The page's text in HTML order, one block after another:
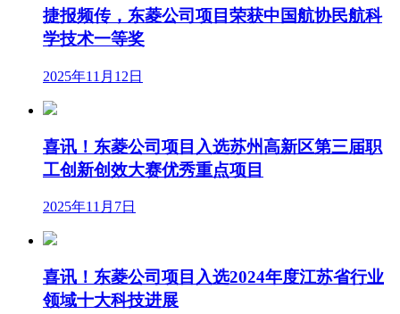
捷报频传，东菱公司项目荣获中国航协民航科
学技术一等奖
2025年11月12日
喜讯！东菱公司项目入选苏州高新区第三届职
工创新创效大赛优秀重点项目
2025年11月7日
喜讯！东菱公司项目入选2024年度江苏省行业
领域十大科技进展